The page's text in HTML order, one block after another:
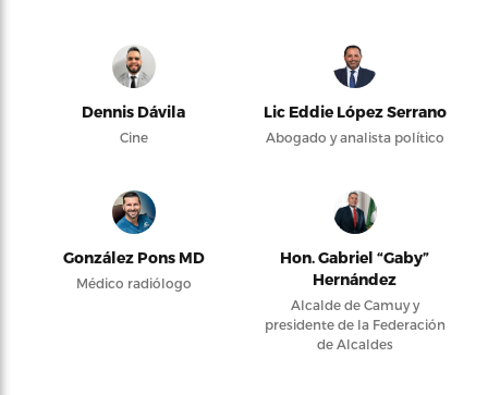
Dennis Dávila
Cine
Lic Eddie López Serrano
Abogado y analista político
González Pons MD
Médico radiólogo
Hon. Gabriel “Gaby”
Hernández
Alcalde de Camuy y
presidente de la Federación
de Alcaldes